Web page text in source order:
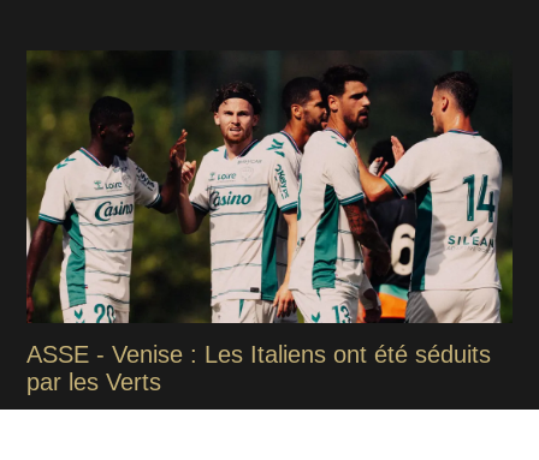
ASSE - Venise : Les Italiens ont été séduits
par les Verts